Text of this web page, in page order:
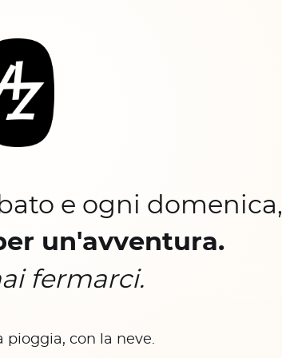
e ogni domenica,
un'avventura.
fermarci.
pioggia, con la neve.